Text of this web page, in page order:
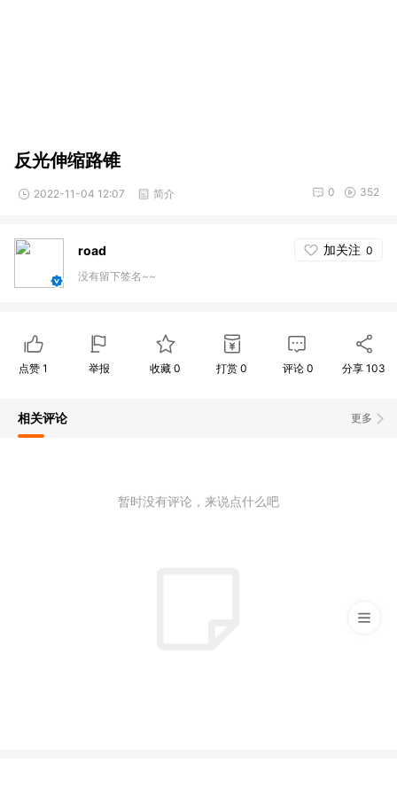
反光伸缩路锥
2022-11-04 12:07 简介 352
0
road 加关注 0
没有留下签名~~
点赞 1 举报 收藏0 打赏 0 评论 0 分享103
更多
相关评论
暂时没有评论，来说点什么吧